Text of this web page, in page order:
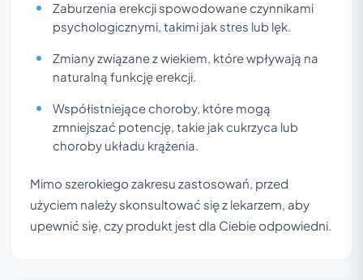
Zaburzenia erekcji spowodowane czynnikami
psychologicznymi, takimi jak stres lub lęk.
Zmiany związane z wiekiem, które wpływają na
naturalną funkcję erekcji.
Współistniejące choroby, które mogą
zmniejszać potencję, takie jak cukrzyca lub
choroby układu krążenia.
Mimo szerokiego zakresu zastosowań, przed
użyciem należy skonsultować się z lekarzem, aby
upewnić się, czy produkt jest dla Ciebie odpowiedni.